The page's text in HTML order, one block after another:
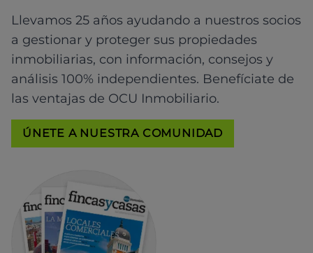
Llevamos 25 años ayudando a nuestros socios
a gestionar y proteger sus propiedades
inmobiliarias, con información, consejos y
análisis 100% independientes. Benefíciate de
las ventajas de OCU Inmobiliario.
ÚNETE A NUESTRA COMUNIDAD